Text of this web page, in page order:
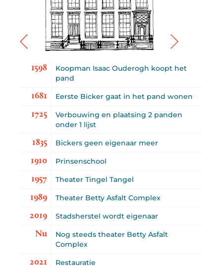
1598
Koopman Isaac Ouderogh koopt het
pand
1681 Eerste Bicker gaat in het pand wonen
1725
Verbouwing en plaatsing 2 panden
onder 1 lijst
1835 Bickers geen eigenaar meer
1910 Prinsenschool
1957 Theater Tingel Tangel
1989 Theater Betty Asfalt Complex
2019 Stadsherstel wordt eigenaar
Nu
Nog steeds theater Betty Asfalt
Complex
2021 Restauratie